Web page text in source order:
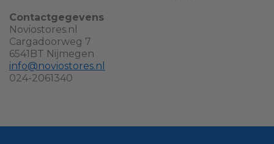
Contactgegevens
Noviostores.nl
Cargadoorweg 7
6541BT Nijmegen
info@noviostores.nl
024-2061340